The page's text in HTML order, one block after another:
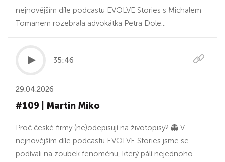
nejnovějším díle podcastu EVOLVE Stories s Michalem
Tomanem rozebrala advokátka Petra Dole...
35:46
29.04.2026
#109 | Martin Miko
Proč české firmy (ne)odepisují na životopisy? 👻 V
nejnovějším díle podcastu EVOLVE Stories jsme se
podívali na zoubek fenoménu, který pálí nejednoho